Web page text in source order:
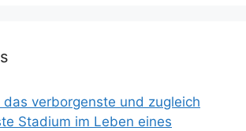
das verborgenste und zugleich
Stadium im Leben eines